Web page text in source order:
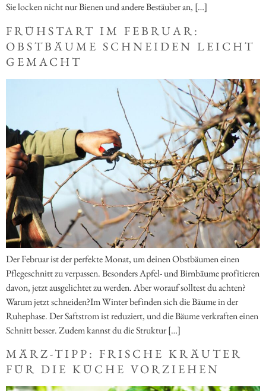
Sie locken nicht nur Bienen und andere Bestäuber an, […]
FRÜHSTART IM FEBRUAR:
OBSTBÄUME SCHNEIDEN LEICHT
GEMACHT
Der Februar ist der perfekte Monat, um deinen Obstbäumen einen
Pflegeschnitt zu verpassen. Besonders Apfel- und Birnbäume profitieren
davon, jetzt ausgelichtet zu werden. Aber worauf solltest du achten?
Warum jetzt schneiden?Im Winter befinden sich die Bäume in der
Ruhephase. Der Saftstrom ist reduziert, und die Bäume verkraften einen
Schnitt besser. Zudem kannst du die Struktur […]
MÄRZ-TIPP: FRISCHE KRÄUTER
FÜR DIE KÜCHE VORZIEHEN